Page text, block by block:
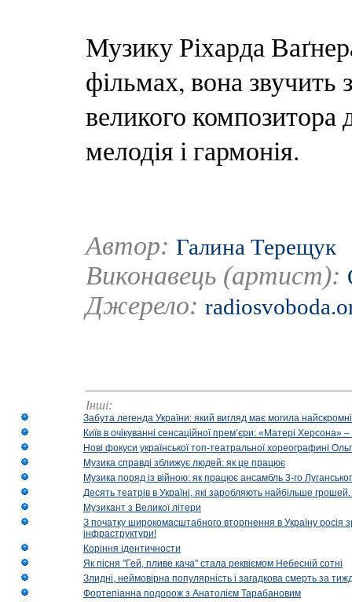
Музику Ріхарда
фільмах, вона звучить
великого композитора
мелодія і гармонія.
Автор: Галина Терещук
Виконавець (артист):
Джерело:
Інші:
Забута легенда України: який вигляд має могила
Київ в очікуванні сенсаційної прем’єри: «Матері
Нові фокуси української топ-театральної хореографині
Музика справді зближує людей: як це працює
Музика поряд із війною: як працює ансамбль 3-го
Десять театрів в Україні, які заробляють найбільше
Музикант з Великої літери
З початку широкомасштабного вторгнення в Україну росія
інфраструктури!
Коріння ідентичности
Як пісня "Гей, пливе кача" стала реквіємом Небесній сотні
Злидні, неймовірна популярність і загадкова смерть за
Фортепіанна подорож з Анатолієм Тарабановим